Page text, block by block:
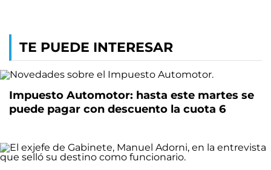
TE PUEDE INTERESAR
Impuesto Automotor: hasta este martes se
puede pagar con descuento la cuota 6